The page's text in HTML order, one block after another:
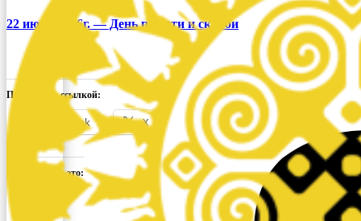
22 июня 2026г. — День памяти и скорби
Поделиться ссылкой:
Facebook X
Понравилось это: